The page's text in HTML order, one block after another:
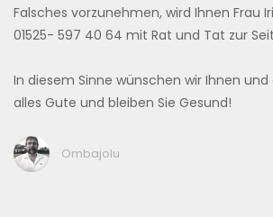
Falsches vorzunehmen, wird Ihnen Frau
01525- 597 40 64 mit Rat und Tat zur
In diesem Sinne wünschen wir Ihnen
alles Gute und bleiben Sie Gesund!
Ombajolu